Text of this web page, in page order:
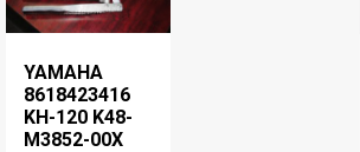
YAMAHA
8618423416
KH-120 K48-
M3852-00X